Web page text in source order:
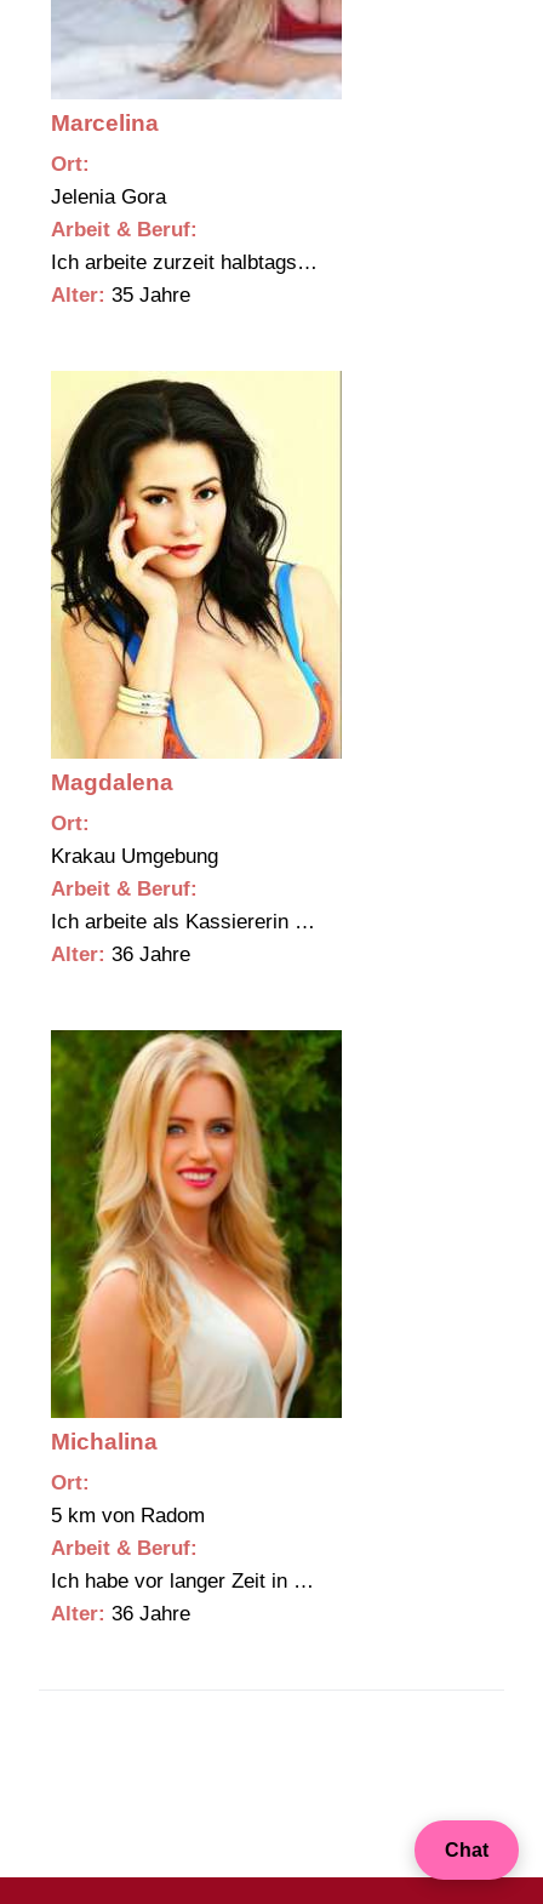
Marcelina
Ort:
Jelenia Gora
Arbeit & Beruf:
Ich arbeite zurzeit halbtags…
Alter: 35 Jahre
Magdalena
Ort:
Krakau Umgebung
Arbeit & Beruf:
Ich arbeite als Kassiererin …
Alter: 36 Jahre
Michalina
Ort:
5 km von Radom
Arbeit & Beruf:
Ich habe vor langer Zeit in …
Alter: 36 Jahre
Chat